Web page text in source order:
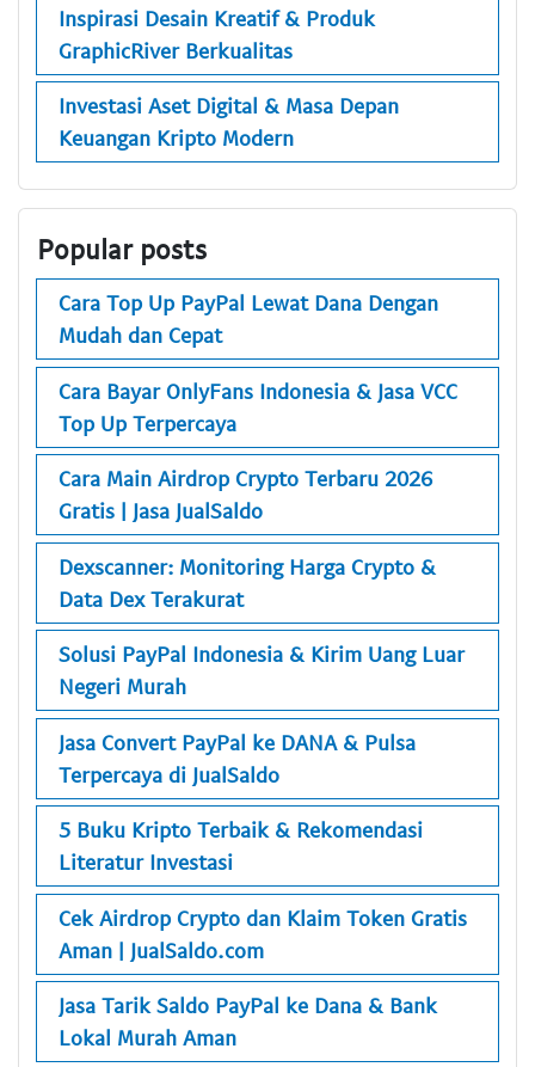
Inspirasi Desain Kreatif & Produk
GraphicRiver Berkualitas
Investasi Aset Digital & Masa Depan
Keuangan Kripto Modern
Popular posts
Cara Top Up PayPal Lewat Dana Dengan
Mudah dan Cepat
Cara Bayar OnlyFans Indonesia & Jasa VCC
Top Up Terpercaya
Cara Main Airdrop Crypto Terbaru 2026
Gratis | Jasa JualSaldo
Dexscanner: Monitoring Harga Crypto &
Data Dex Terakurat
Solusi PayPal Indonesia & Kirim Uang Luar
Negeri Murah
Jasa Convert PayPal ke DANA & Pulsa
Terpercaya di JualSaldo
5 Buku Kripto Terbaik & Rekomendasi
Literatur Investasi
Cek Airdrop Crypto dan Klaim Token Gratis
Aman | JualSaldo.com
Jasa Tarik Saldo PayPal ke Dana & Bank
Lokal Murah Aman